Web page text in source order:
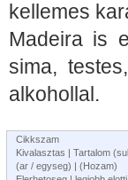
kellemes
Madeira is
sima,
alkohollal.
Cikkszam
Kivalasztas | Tartalom
(ar / egyseg) | (Hozam)